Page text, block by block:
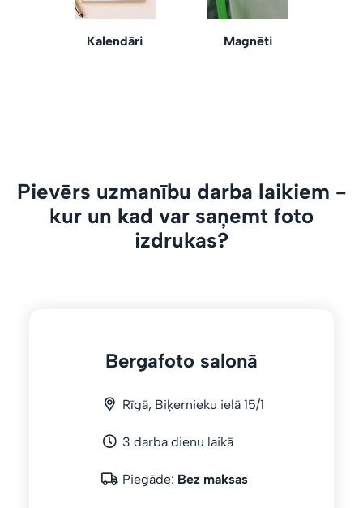
Kalendāri Magnēti
Pievērs uzmanību darba laikiem -
kur un kad var saņemt foto
izdrukas?
Bergafoto salonā
Rīgā, Biķernieku ielā 15/1
3 darba dienu laikā
Piegāde: Bez maksas